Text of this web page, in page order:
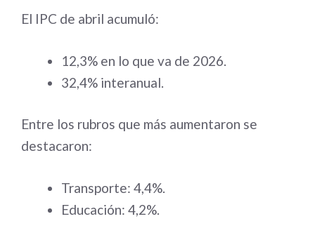
El IPC de abril acumuló:
12,3% en lo que va de 2026.
32,4% interanual.
Entre los rubros que más aumentaron se
destacaron:
Transporte: 4,4%.
Educación: 4,2%.